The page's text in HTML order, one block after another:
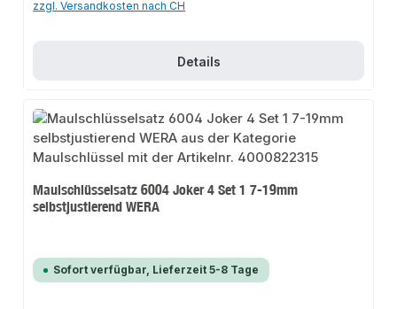
zzgl. Versandkosten nach CH
Details
Maulschlüsselsatz 6004 Joker 4 Set 1 7-19mm
selbstjustierend WERA
Sofort verfügbar, Lieferzeit 5-8 Tage